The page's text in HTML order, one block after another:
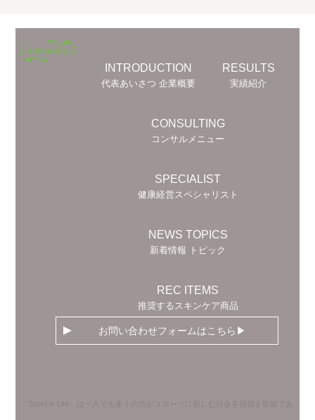
INTRODUCTION
代表あいさつ 企業概要
RESULTS
実績紹介
CONSULTING
コンサルメニュー
SPECIALIST
健康経営スペシャリスト
NEWS TOPICS
新着情報 トピック
REC ITEMS
推奨するスキンケア商品
お問い合わせフォームはこちら